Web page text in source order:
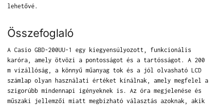
lehetővé.
Összefoglaló
A Casio GBD-200UU-1 egy kiegyensúlyozott, funkcionális
karóra, amely ötvözi a pontosságot és a tartósságot. A 200
m vízállóság, a könnyű műanyag tok és a jól olvasható LCD
számlap olyan használati értéket kínálnak, amely megfelel a
szigorúbb mindennapi igényeknek is. Az óra megjelenése és
műszaki jellemzői miatt megbízható választás azoknak, akik